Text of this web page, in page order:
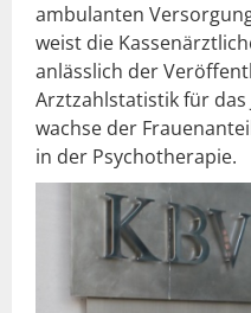
ambulanten
weist die
anlässlich der
Arztzahlstatistik für das
wachse der
in der Psychotherapie.